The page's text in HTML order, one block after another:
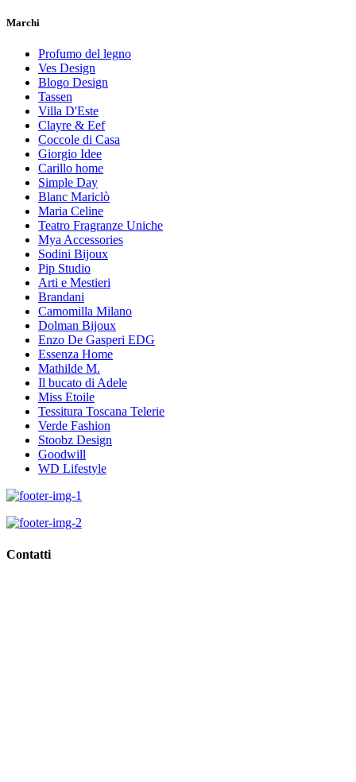
Marchi
Profumo del legno
Ves Design
Blogo Design
Tassen
Villa D'Este
Clayre & Eef
Coccole di Casa
Giorgio Idee
Carillo home
Simple Day
Blanc Mariclò
Maria Celine
Teatro Fragranze Uniche
Mya Accessories
Sodini Bijoux
Pip Studio
Arti e Mestieri
Brandani
Camomilla Milano
Dolman Bijoux
Enzo De Gasperi EDG
Essenza Home
Mathilde M.
Il bucato di Adele
Miss Etoile
Tessitura Toscana Telerie
Verde Fashion
Stoobz Design
Goodwill
WD Lifestyle
Contatti